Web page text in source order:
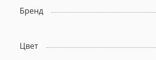
Бренд
Цвет